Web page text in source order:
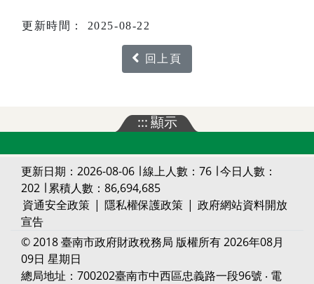
更新時間： 2025-08-22
回上頁
:::顯示
更新日期：2026-08-06 ∣ 線上人數：76 ∣ 今日人數：
202 ∣ 累積人數：86,694,685
資通安全政策 | 隱私權保護政策 | 政府網站資料開放
宣告
© 2018 臺南市政府財政稅務局 版權所有 2026年08月
09日 星期日
總局地址：700202臺南市中西區忠義路一段96號 ‧ 電